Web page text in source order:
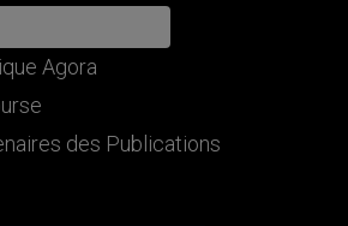
Agora
des Publications